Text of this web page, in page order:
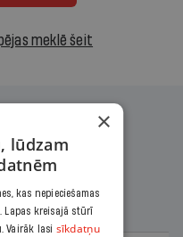
meklē šeit
×
lūdzam
kas nepieciešamas
Lapas kreisajā stūrī
Vairāk lasi sīkdatņu